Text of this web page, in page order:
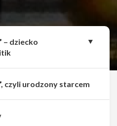
– dziecko
czyli urodzony starcem